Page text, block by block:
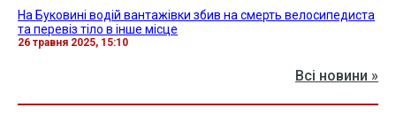
На Буковині водій вантажівки збив на смерть велосипедиста
та перевіз тіло в інше місце
26 травня 2025, 15:10
Всі новини »